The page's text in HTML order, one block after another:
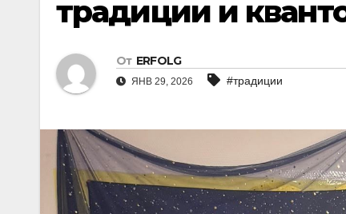
традиции и
От ERFOLG
ЯНВ 29, 2026 #традиции